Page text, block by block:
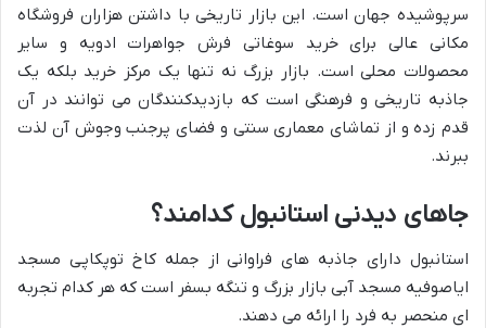
سرپوشیده جهان است. این بازار تاریخی با داشتن هزاران فروشگاه
مکانی عالی برای خرید سوغاتی فرش جواهرات ادویه و سایر
محصولات محلی است. بازار بزرگ نه تنها یک مرکز خرید بلکه یک
جاذبه تاریخی و فرهنگی است که بازدیدکنندگان می توانند در آن
قدم زده و از تماشای معماری سنتی و فضای پرجنب وجوش آن لذت
ببرند.
جاهای دیدنی استانبول کدامند؟
استانبول دارای جاذبه های فراوانی از جمله کاخ توپکاپی مسجد
ایاصوفیه مسجد آبی بازار بزرگ و تنگه بسفر است که هر کدام تجربه
ای منحصر به فرد را ارائه می دهند.